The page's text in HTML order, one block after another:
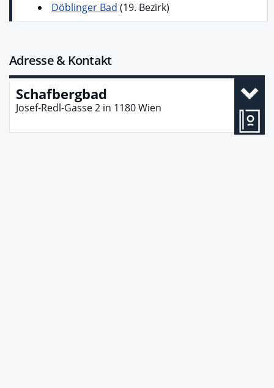
Döblinger Bad (19. Bezirk)
Adresse & Kontakt
Schafbergbad
Josef-Redl-Gasse 2 in 1180Wien